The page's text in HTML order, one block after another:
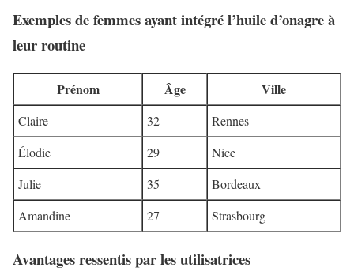
Exemples de femmes ayant intégré l’huile d’onagre à
leur routine
Prénom Âge Ville
Claire 32
Rennes
Élodie
29
Nice
Julie
35
Bordeaux
Amandine
27 Strasbourg
Avantages ressentis par les utilisatrices